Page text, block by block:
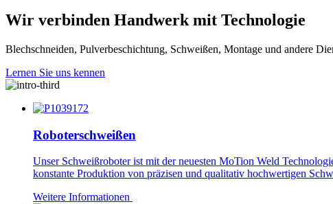
Wir verbinden Handwerk mit Technologie
Blechschneiden, Pulverbeschichtung, Schweißen, Montage und andere
Lernen Sie uns kennen
Roboterschweißen
Unser Schweißroboter ist mit der neuesten MoTion Weld
konstante Produktion von präzisen und qualitativ hochwertigen
Weitere Informationen